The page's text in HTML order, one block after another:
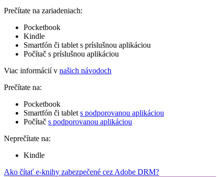
Prečítate na zariadeniach:
Pocketbook
Kindle
Smartfón či tablet s príslušnou aplikáciou
Počítač s príslušnou aplikáciou
Viac informácií v našich návodoch
Prečítate na:
Pocketbook
Smartfón či tablet s podporovanou aplikáciou
Počítač s podporovanou aplikáciou
Neprečítate na:
Kindle
Ako čítať e-knihy zabezpečené cez Adobe DRM?